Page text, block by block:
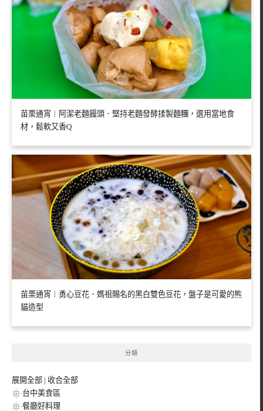
苗栗通宵︱阿潔老麵饅頭．堅持老麵發酵揉製麵糰，選用當地食
材，鬆軟又香Q
苗栗通宵︱勇心豆花．媽祖賜名的黑白雙色豆花，盤子是可愛的熊
貓造型
分類
展開全部 | 收合全部
台中美食區
餐廳好料理